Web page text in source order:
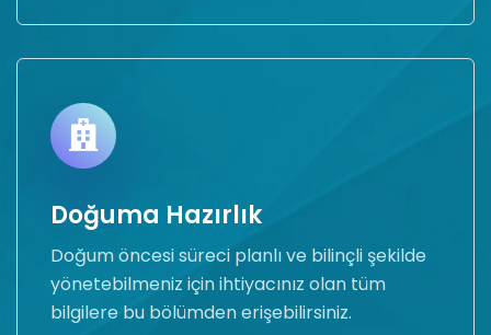
Doğuma Hazırlık
Doğum öncesi süreci planlı ve bilinçli şekilde
yönetebilmeniz için ihtiyacınız olan tüm
bilgilere bu bölümden erişebilirsiniz.